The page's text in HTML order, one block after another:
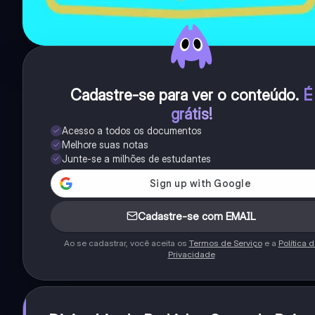
Cadastre-se para ver o conteúdo. É
grátis!
Acesso a todos os documentos
Melhore suas notas
Junte-se a milhões de estudantes
Cadastre-se com EMAIL
Ao se cadastrar, você aceita os Termos de Serviçoe a Política
Privacidade